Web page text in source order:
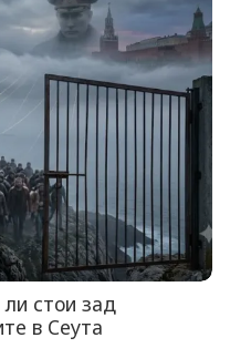
стои зад
в Сеута